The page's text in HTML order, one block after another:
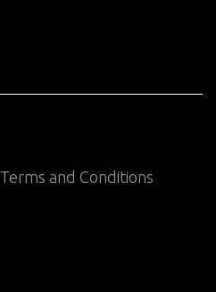
Terms and Conditions